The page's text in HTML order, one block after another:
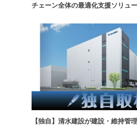
チェーン全体の最適化支援ソリュ
【独自】清水建設が建設・維持管